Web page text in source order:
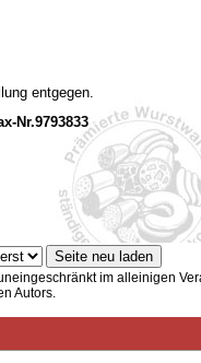
im alleinigen
Autors.